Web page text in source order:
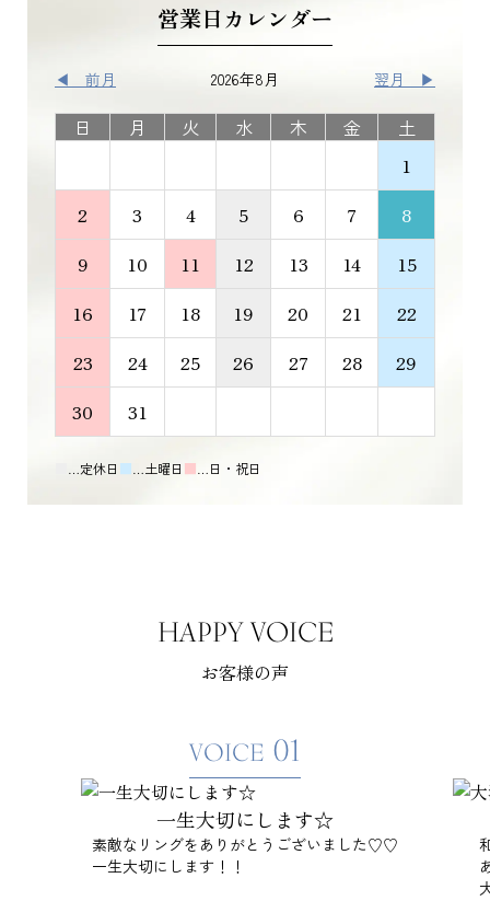
営業日カレンダー
◀ 前月 2026年8月 翌月 ▶
日 月 火 水 木 金
土
1
2
3 4 5 6 7
8
9
10 11 12 13 14
15
16
17 18 19 20 21
22
23
24 25 26 27 28
29
30
31
…定休日 ■ …土曜日 ■ …日・祝日
HAPPY VOICE
お客様の声
VOICE 01
一生大切にします☆
素敵なリングをありがとうございました♡♡
一生大切にします！！